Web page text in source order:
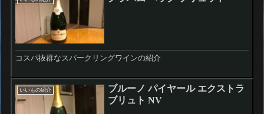
コスパ抜群なスパークリングワインの紹介
いいもの紹介
ブルーノ パイヤール エクストラ
ブリュト NV